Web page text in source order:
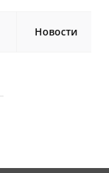
Новости